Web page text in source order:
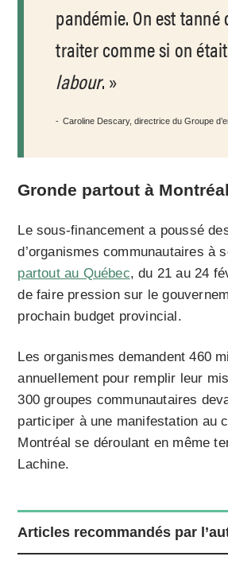
pandémie. On est tanné
traiter comme si on
labour.
Caroline Descary, directrice du Groupe
Gronde partout à Montréal
Le sous-financement a poussé
d’organismes communautaires à
partout au Québec, du 21 au 24
de faire pression sur le
prochain budget provincial.
Les organismes demandent 460
annuellement pour remplir leur
300 groupes communautaires
participer à une manifestation au
Montréal se déroulant en même
Lachine.
Articles recommandés par